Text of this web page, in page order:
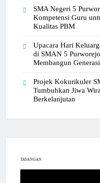
SMA Negeri 5
Kompetensi Guru
Kualitas PBM
Upacara Hari
di SMAN 5
Membangun
Projek Kokurikuler
Tumbuhkan Jiwa
Berkelanjutan
TAYANGAN